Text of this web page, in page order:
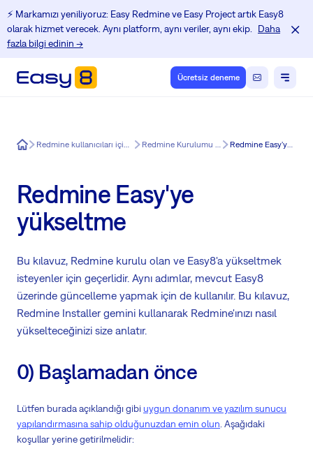
⚡️ Markamızı yeniliyoruz: Easy Redmine ve Easy Project artık Easy8
olarak hizmet verecek. Aynı platform, aynı veriler, aynı ekip.
Daha
fazla bilgi edinin →
Ücretsiz deneme
Easy8 Redmine kullanıcıları için Eğitim Merkezi Redmine Kurulumu Kolaylaştırıldı Redmine Easy'ye yükseltme
Redmine Easy'ye
yükseltme
Bu kılavuz, Redmine kurulu olan ve Easy8'a yükseltmek
isteyenler için geçerlidir. Aynı adımlar, mevcut Easy8
üzerinde güncelleme yapmak için de kullanılır. Bu kılavuz,
Redmine Installer gemini kullanarak Redmine'ınızı nasıl
yükselteceğinizi size anlatır.
0) Başlamadan önce
Lütfen burada açıklandığı gibiuygun donanım ve yazılım sunucu
yapılandırmasına sahip olduğunuzdan emin olun . Aşağıdaki
koşullar yerine getirilmelidir: